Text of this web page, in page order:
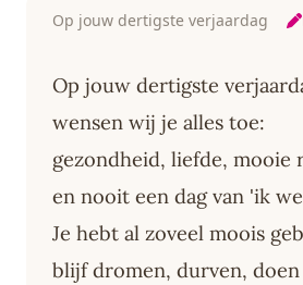
Op jouw dertigste verjaardag
Op jouw dertigste
wensen wij je alles toe:
gezondheid, liefde, mooie
en nooit een dag van 'ik
Je hebt al zoveel moois
blijf dromen, durven,